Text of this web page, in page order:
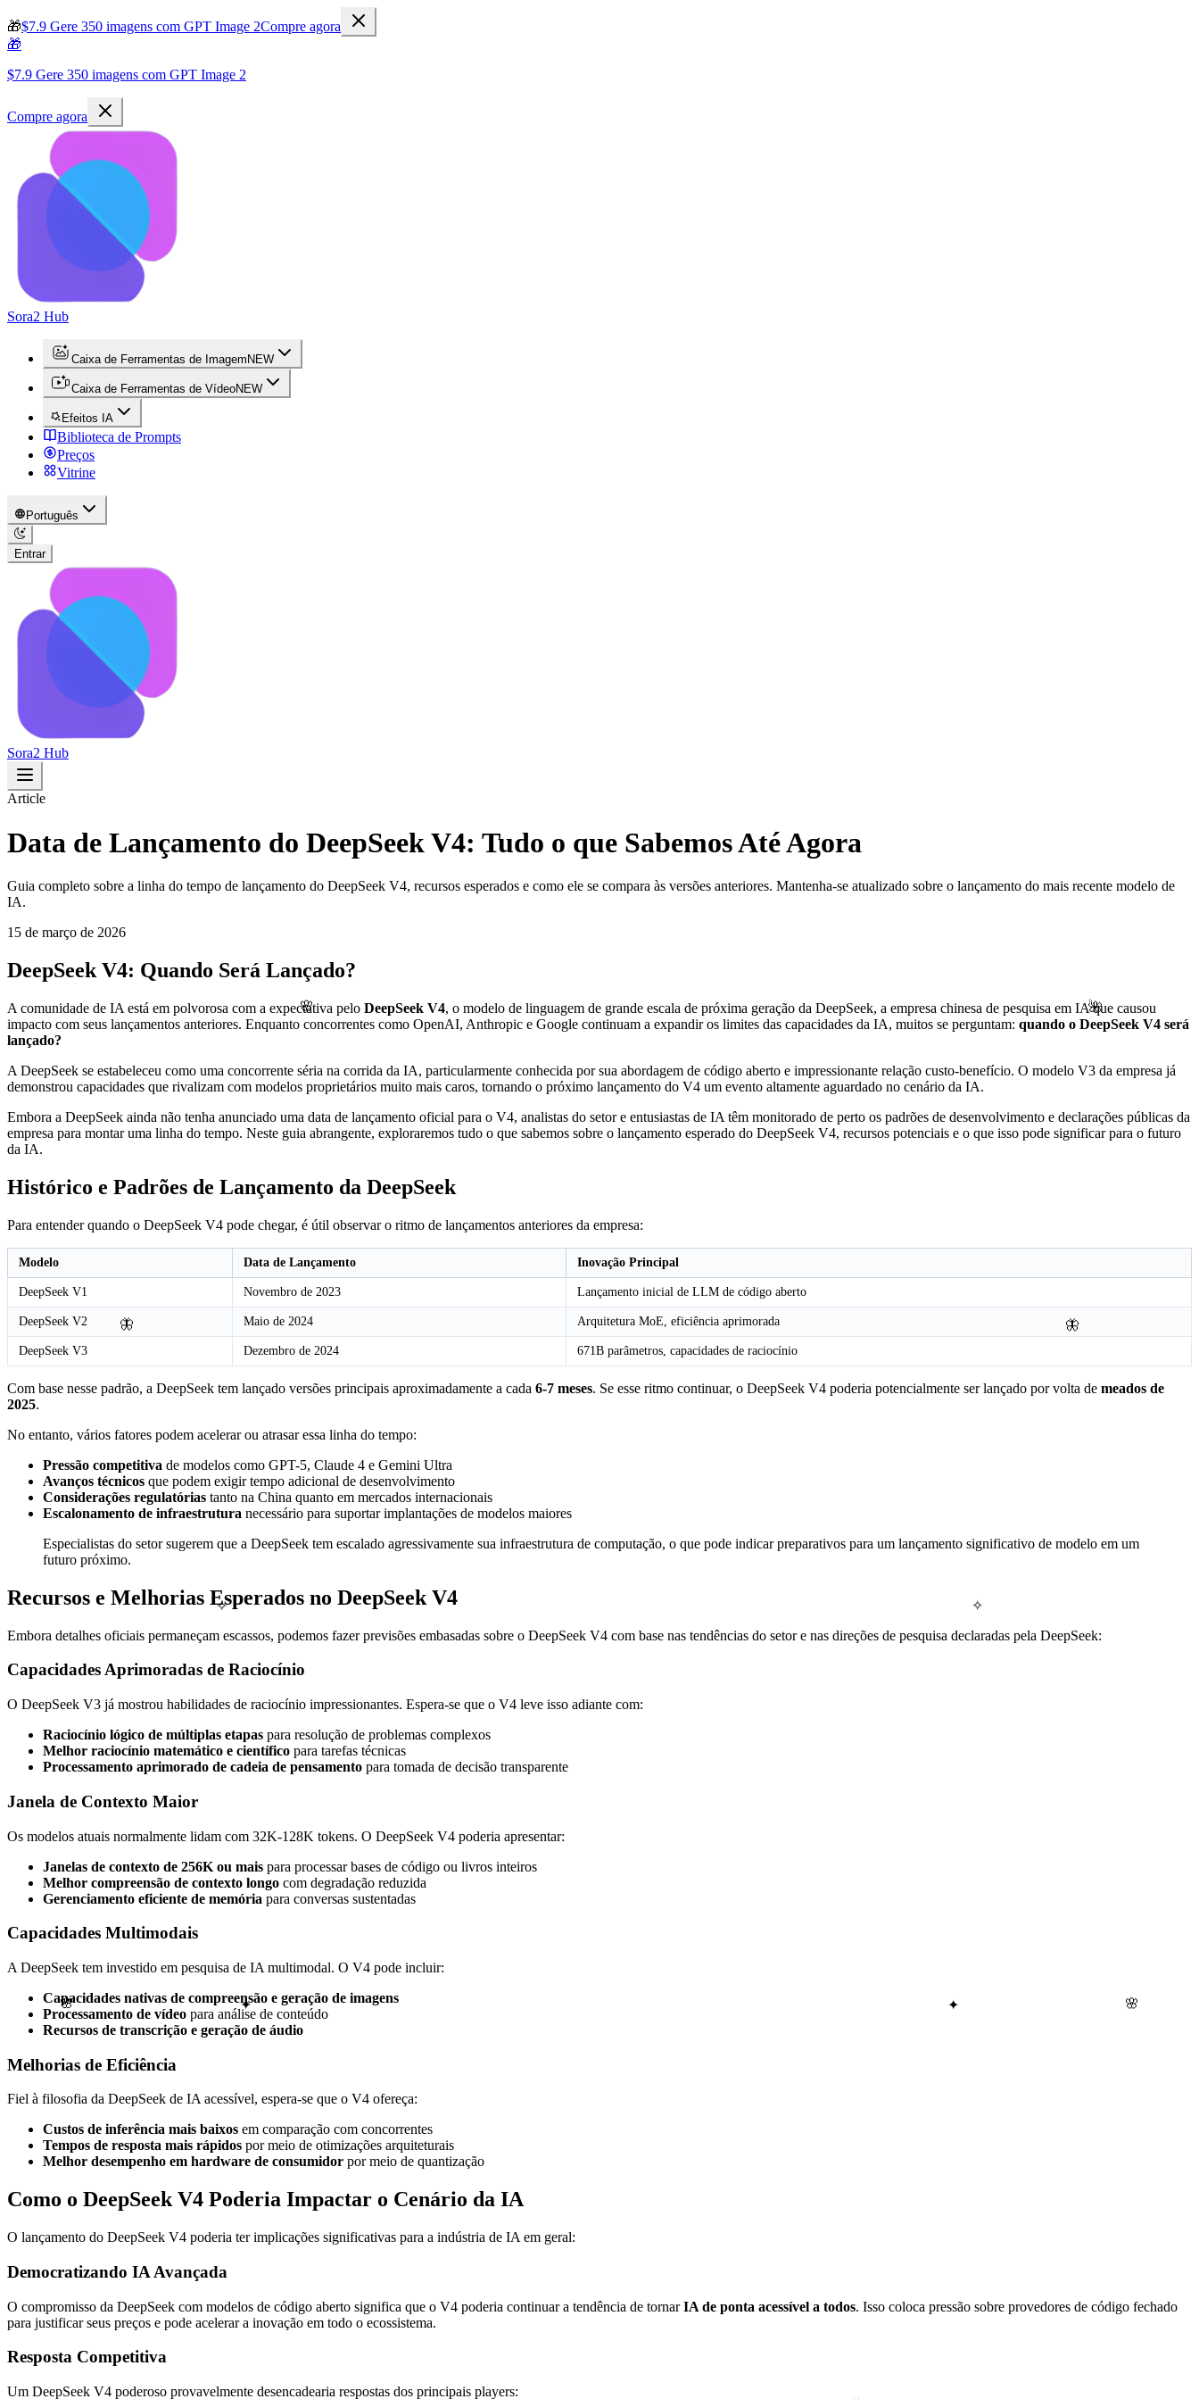
🌸
🦋
✦
🌸
✧
🌸
🦋
✦
🌺
✧
🎁$7.9 Gere 350 imagens com GPT Image 2Compre agora
🎁
$7.9 Gere 350 imagens com GPT Image 2
Compre agora
Sora2 Hub
Caixa de Ferramentas de Imagem NEW
Caixa de Ferramentas de VídeoNEW
Efeitos IA
Biblioteca de Prompts
Preços
Vitrine
Português
Entrar
Sora2 Hub
Article
Data de Lançamento do DeepSeek V4: Tudo o que Sabemos Até Agora
Guia completo sobre a linha do tempo de lançamento do DeepSeek V4, recursos esperados e como ele se compara às versões anteriores. Mantenha-se atualizado sobre o lançamento do mais recente modelo de
IA.
15 de março de 2026
DeepSeek V4: Quando Será Lançado?
A comunidade de IA está em polvorosa com a expectativa pelo DeepSeek V4, o modelo de linguagem de grande escala de próxima geração da DeepSeek, a empresa chinesa de pesquisa em IA que causou
impacto com seus lançamentos anteriores. Enquanto concorrentes como OpenAI, Anthropic e Google continuam a expandir os limites das capacidades da IA, muitos se perguntam: quando o DeepSeek V4 será
lançado?
A DeepSeek se estabeleceu como uma concorrente séria na corrida da IA, particularmente conhecida por sua abordagem de código aberto e impressionante relação custo-benefício. O modelo V3 da empresa já
demonstrou capacidades que rivalizam com modelos proprietários muito mais caros, tornando o próximo lançamento do V4 um evento altamente aguardado no cenário da IA.
Embora a DeepSeek ainda não tenha anunciado uma data de lançamento oficial para o V4, analistas do setor e entusiastas de IA têm monitorado de perto os padrões de desenvolvimento e declarações públicas da
empresa para montar uma linha do tempo. Neste guia abrangente, exploraremos tudo o que sabemos sobre o lançamento esperado do DeepSeek V4, recursos potenciais e o que isso pode significar para o futuro
da IA.
Histórico e Padrões de Lançamento da DeepSeek
Para entender quando o DeepSeek V4 pode chegar, é útil observar o ritmo de lançamentos anteriores da empresa:
Modelo Data de Lançamento Inovação Principal
DeepSeek V1 Novembro de 2023 Lançamento inicial de LLM de código aberto
DeepSeek V2 Maio de 2024 Arquitetura MoE, eficiência aprimorada
DeepSeek V3 Dezembro de 2024 671B parâmetros, capacidades de raciocínio
Com base nesse padrão, a DeepSeek tem lançado versões principais aproximadamente a cada 6-7 meses. Se esse ritmo continuar, o DeepSeek V4 poderia potencialmente ser lançado por volta de meados de
2025.
No entanto, vários fatores podem acelerar ou atrasar essa linha do tempo:
Pressão competitiva de modelos como GPT-5, Claude 4 e Gemini Ultra
Avanços técnicos que podem exigir tempo adicional de desenvolvimento
Considerações regulatórias tanto na China quanto em mercados internacionais
Escalonamento de infraestrutura necessário para suportar implantações de modelos maiores
Especialistas do setor sugerem que a DeepSeek tem escalado agressivamente sua infraestrutura de computação, o que pode indicar preparativos para um lançamento significativo de modelo em um
futuro próximo.
Recursos e Melhorias Esperados no DeepSeek V4
Embora detalhes oficiais permaneçam escassos, podemos fazer previsões embasadas sobre o DeepSeek V4 com base nas tendências do setor e nas direções de pesquisa declaradas pela DeepSeek:
Capacidades Aprimoradas de Raciocínio
O DeepSeek V3 já mostrou habilidades de raciocínio impressionantes. Espera-se que o V4 leve isso adiante com:
Raciocínio lógico de múltiplas etapas para resolução de problemas complexos
Melhor raciocínio matemático e científico para tarefas técnicas
Processamento aprimorado de cadeia de pensamento para tomada de decisão transparente
Janela de Contexto Maior
Os modelos atuais normalmente lidam com 32K-128K tokens. O DeepSeek V4 poderia apresentar:
Janelas de contexto de 256K ou mais para processar bases de código ou livros inteiros
Melhor compreensão de contexto longo com degradação reduzida
Gerenciamento eficiente de memória para conversas sustentadas
Capacidades Multimodais
A DeepSeek tem investido em pesquisa de IA multimodal. O V4 pode incluir:
Capacidades nativas de compreensão e geração de imagens
Processamento de vídeo para análise de conteúdo
Recursos de transcrição e geração de áudio
Melhorias de Eficiência
Fiel à filosofia da DeepSeek de IA acessível, espera-se que o V4 ofereça:
Custos de inferência mais baixos em comparação com concorrentes
Tempos de resposta mais rápidos por meio de otimizações arquiteturais
Melhor desempenho em hardware de consumidor por meio de quantização
Como o DeepSeek V4 Poderia Impactar o Cenário da IA
O lançamento do DeepSeek V4 poderia ter implicações significativas para a indústria de IA em geral:
Democratizando IA Avançada
O compromisso da DeepSeek com modelos de código aberto significa que o V4 poderia continuar a tendência de tornarIA de ponta acessível a todos. Isso coloca pressão sobre provedores de código fechado
para justificar seus preços e pode acelerar a inovação em todo o ecossistema.
Resposta Competitiva
Um DeepSeek V4 poderoso provavelmente desencadearia respostas dos principais players: